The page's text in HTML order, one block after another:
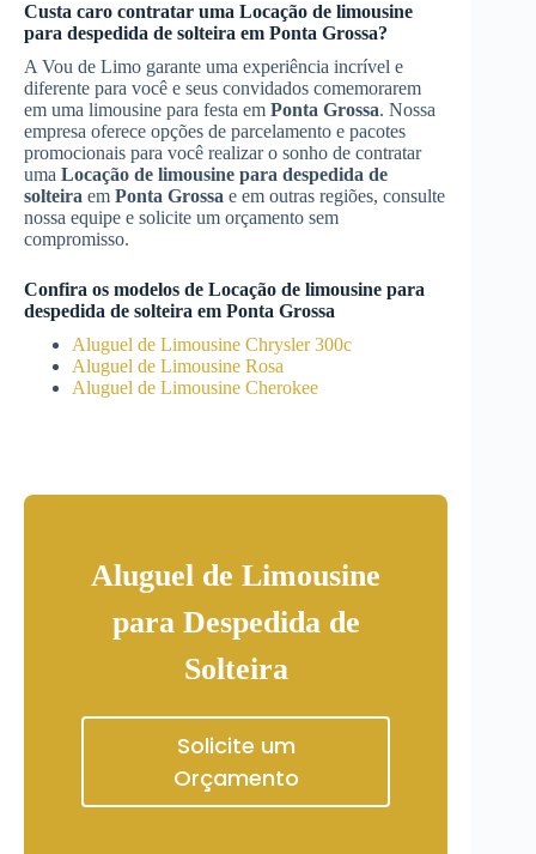
Custa caro contratar uma Locação de limousine
para despedida de solteira em Ponta Grossa?
A Vou de Limo garante uma experiência incrível e
diferente para você e seus convidados comemorarem
em uma limousine para festa em Ponta Grossa. Nossa
empresa oferece opções de parcelamento e pacotes
promocionais para você realizar o sonho de contratar
uma Locação de limousine para despedida de
solteira em Ponta Grossa e em outras regiões, consulte
nossa equipe e solicite um orçamento sem
compromisso.
Confira os modelos de Locação de limousine para
despedida de solteira em Ponta Grossa
Aluguel de Limousine Chrysler 300c
Aluguel de Limousine Rosa
Aluguel de Limousine Cherokee
Aluguel de Limousine
para Despedida de
Solteira
Solicite um
Orçamento